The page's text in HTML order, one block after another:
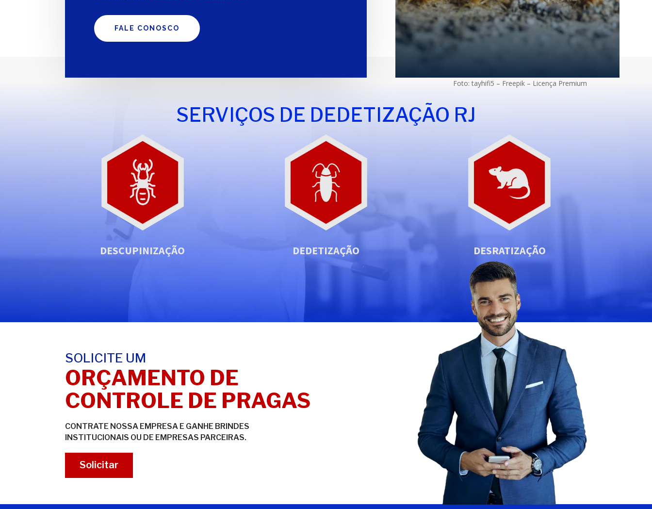
FALE CONOSCO
Foto: tayhifi5 – Freepik – Licença Premium
SERVIÇOS DE DEDETIZAÇÃO RJ
DESCUPINIZAÇÃO DEDETIZAÇÃO DESRATIZAÇÃO
SOLICITE UM
ORÇAMENTO DE
CONTROLE DE PRAGAS
CONTRATE NOSSA EMPRESA E GANHE BRINDES
INSTITUCIONAIS OU DE EMPRESAS PARCEIRAS.
Solicitar